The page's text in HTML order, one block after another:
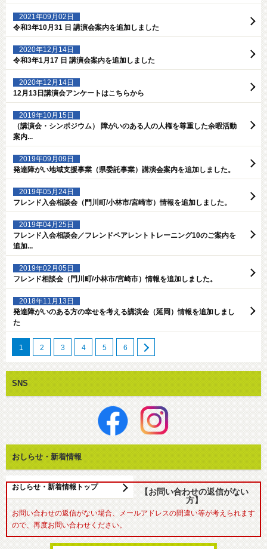
2021年09月02日
令和3年10月31 日 講演会案内を追加しました
2020年12月14日
令和3年1月17 日 講演会案内を追加しました
2020年12月14日
12月13日講演会アンケートはこちらから
2019年10月15日
（講演会・シンポジウム） 障がいのある人の人権を尊重した余暇活動
案内...
2019年09月09日
発達障がい地域支援事業（県委託事業）講演会案内を追加しました。
2019年05月24日
フレンド入会相談会（門川町/小林市/宮崎市）情報を追加しました。
2019年04月25日
フレンド入会相談会／フレンドペアレントトレーニング10のご案内を
追加...
2019年02月05日
フレンド相談会（門川町/小林市/宮崎市）情報を追加しました。
2018年11月13日
発達障がいのある方の幸せを考える講演会（延岡）情報を追加しまし
た
1 2 3 4 5 6
SNS
おしらせ・新着情報
おしらせ・新着情報トップ
【お問い合わせの返信がない
方】
お問い合わせの返信がない場合、メールアドレスの間違い等が考えられます
ので、再度お問い合わせください。